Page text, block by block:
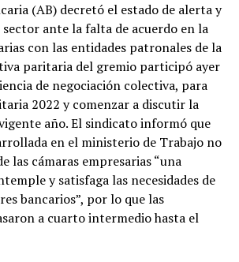
(AB) decretó el estado de alerta y
ante la falta de acuerdo en la
con las entidades patronales de la
paritaria del gremio participó ayer
de negociación colectiva, para
2022 y comenzar a discutir la
año. El sindicato informó que
en el ministerio de Trabajo no
las cámaras empresarias “una
y satisfaga las necesidades de
bancarios”, por lo que las
a cuarto intermedio hasta el